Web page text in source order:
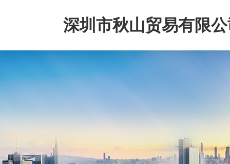
深圳市秋山贸易有限